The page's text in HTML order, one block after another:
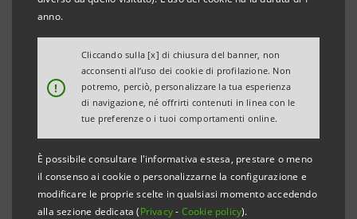
anno.
!
Cliccando sulla [x] di chiusura del banner, non
acconsenti all’uso dei cookie di profilazione. Non
potremo, perciò, personalizzare la tua esperienza
di navigazione, né offrirti contenuti in linea con le
tue preferenze o i tuoi comportamenti online.
È possibile consultare l'informativa estesa, prestare o meno
il consenso ai cookie o personalizzarne la configurazione e
modificare le proprie scelte in qualsiasi momento accedendo
alla sezione dedicata (Privacy- Cookie policy).
IN EUROPA, MEDIO ORIENTE E AFRICA
Per Forrester Research, una delle principali
società di Ricerca e Advisory a livello
globale, l’App Intesa Sanpaolo Mobile è il
“Digital Leader” in Europa, Medio Oriente e
Africa con le migliori funzionalità e la
migliore experience